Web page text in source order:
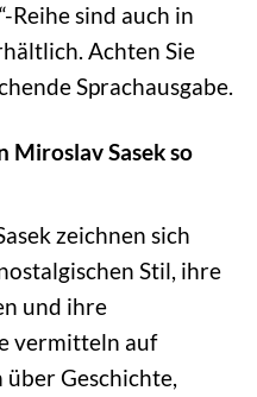
Reihe sind auch in
Achten Sie
Sprachausgabe.
Miroslav Sasek so
zeichnen sich
Stil, ihre
und ihre
vermitteln auf
über Geschichte,